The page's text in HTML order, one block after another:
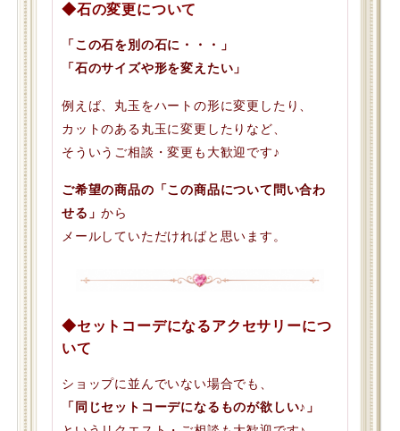
◆石の変更について
「この石を別の石に・・・」
「石のサイズや形を変えたい」
例えば、丸玉をハートの形に変更したり、
カットのある丸玉に変更したりなど、
そういうご相談・変更も大歓迎です♪
ご希望の商品の「この商品について問い合わ
せる」から
メールしていただければと思います。
◆セットコーデになるアクセサリーにつ
いて
ショップに並んでいない場合でも、
「同じセットコーデになるものが欲しい♪」